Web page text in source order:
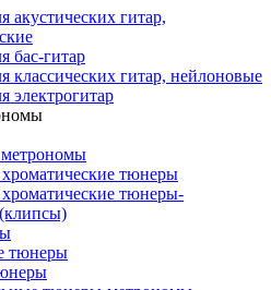
акустических гитар,
бас-гитар
классических гитар, нейлоновые
электрогитар
тюнеры
тюнеры-
тюнеры